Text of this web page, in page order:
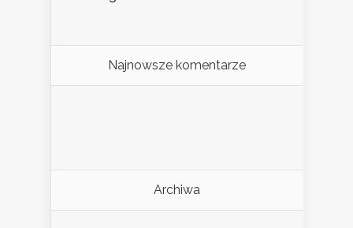
Najnowsze komentarze
Archiwa